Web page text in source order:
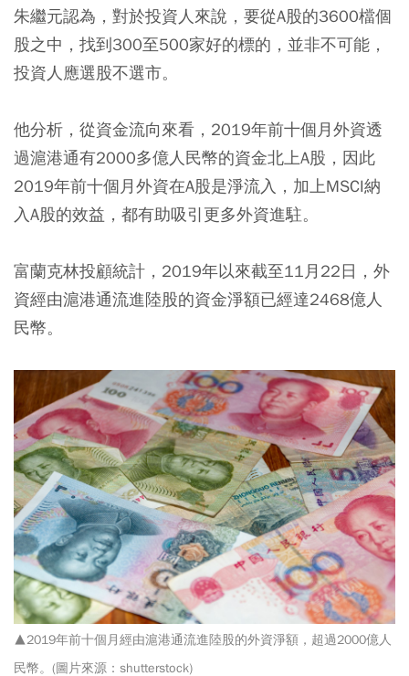
朱繼元認為，對於投資人來說，要從A股的3600檔個
股之中，找到300至500家好的標的，並非不可能，
投資人應選股不選市。
他分析，從資金流向來看，2019年前十個月外資透
過滬港通有2000多億人民幣的資金北上A股，因此
2019年前十個月外資在A股是淨流入，加上MSCI納
入A股的效益，都有助吸引更多外資進駐。
富蘭克林投顧統計，2019年以來截至11月22日，外
資經由滬港通流進陸股的資金淨額已經達2468億人
民幣。
▲2019年前十個月經由滬港通流進陸股的外資淨額，超過2000億人
民幣。(圖片來源：shutterstock)